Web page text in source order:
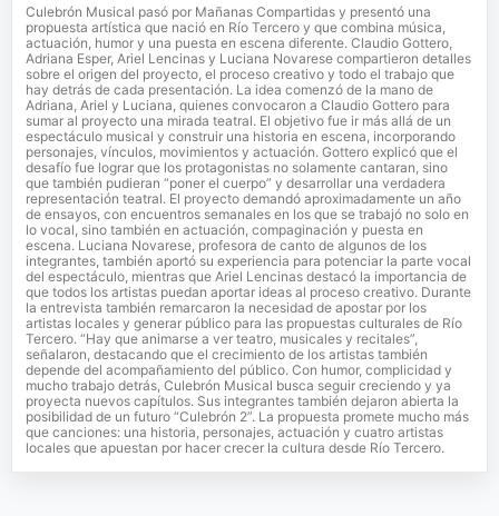
Culebrón Musical pasó por Mañanas Compartidas y presentó una
propuesta artística que nació en Río Tercero y que combina música,
actuación, humor y una puesta en escena diferente. Claudio Gottero,
Adriana Esper, Ariel Lencinas y Luciana Novarese compartieron detalles
sobre el origen del proyecto, el proceso creativo y todo el trabajo que
hay detrás de cada presentación. La idea comenzó de la mano de
Adriana, Ariel y Luciana, quienes convocaron a Claudio Gottero para
sumar al proyecto una mirada teatral. El objetivo fue ir más allá de un
espectáculo musical y construir una historia en escena, incorporando
personajes, vínculos, movimientos y actuación. Gottero explicó que el
desafío fue lograr que los protagonistas no solamente cantaran, sino
que también pudieran “poner el cuerpo” y desarrollar una verdadera
representación teatral. El proyecto demandó aproximadamente un año
de ensayos, con encuentros semanales en los que se trabajó no solo en
lo vocal, sino también en actuación, compaginación y puesta en
escena. Luciana Novarese, profesora de canto de algunos de los
integrantes, también aportó su experiencia para potenciar la parte vocal
del espectáculo, mientras que Ariel Lencinas destacó la importancia de
que todos los artistas puedan aportar ideas al proceso creativo. Durante
la entrevista también remarcaron la necesidad de apostar por los
artistas locales y generar público para las propuestas culturales de Río
Tercero. “Hay que animarse a ver teatro, musicales y recitales”,
señalaron, destacando que el crecimiento de los artistas también
depende del acompañamiento del público. Con humor, complicidad y
mucho trabajo detrás, Culebrón Musical busca seguir creciendo y ya
proyecta nuevos capítulos. Sus integrantes también dejaron abierta la
posibilidad de un futuro “Culebrón 2”. La propuesta promete mucho más
que canciones: una historia, personajes, actuación y cuatro artistas
locales que apuestan por hacer crecer la cultura desde Río Tercero.